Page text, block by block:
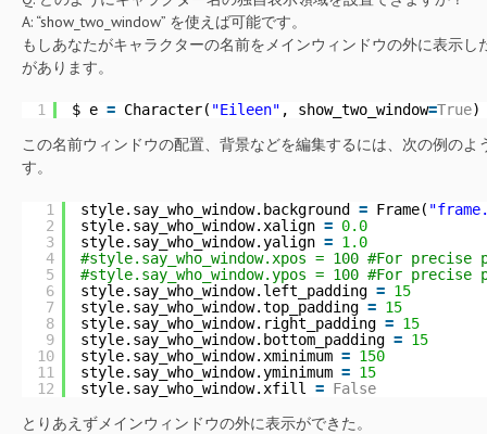
A: “show_two_window” を使えば可能です。
もしあなたがキャラクターの名前をメインウィンドウの外に表示
があります。
1 $ e = Character( "Eileen" , show_two_window=True)
この名前ウィンドウの配置、背景などを編集するには、次の例の
す。
1
2
3
4
5
6
7
8
9
10
11
12
style.say_who_window.background = Frame(
style.say_who_window.xalign = 0.0
style.say_who_window.yalign = 1.0
#style.say_who_window.xpos = 100 #For precise
#style.say_who_window.ypos = 100 #For precise
style.say_who_window.left_padding = 15
style.say_who_window.top_padding = 15
style.say_who_window.right_padding = 15
style.say_who_window.bottom_padding = 15
style.say_who_window.xminimum = 150
style.say_who_window.yminimum = 15
style.say_who_window.xfill = False
とりあえずメインウィンドウの外に表示ができた。